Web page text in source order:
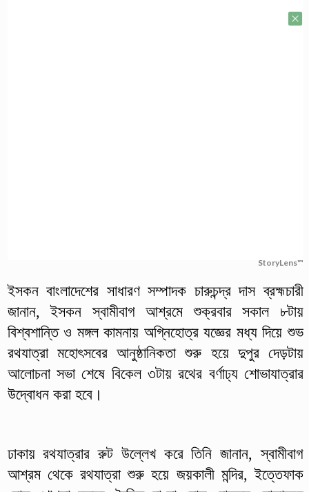
StoryLens™
ইসকন বাংলাদেশের সাধারণ সম্পাদক চারুচন্দ্র দাস ব্রহ্মচারী
জানান, ইসকন স্বামীবাগ আশ্রমে শুক্রবার সকাল ৮টায়
বিশ্বশান্তি ও মঙ্গল কামনায় অগ্নিহোত্র যজ্ঞের মধ্য দিয়ে শুভ
রথযাত্রা মহোৎসবের আনুষ্ঠানিকতা শুরু হয়ে দুপুর দেড়টায়
আলোচনা সভা শেষে বিকেল ৩টায় রথের বর্ণাঢ্য শোভাযাত্রার
উদ্বোধন করা হবে।
ঢাকায় রথযাত্রার রুট উল্লেখ করে তিনি জানান, স্বামীবাগ
আশ্রম থেকে রথযাত্রা শুরু হয়ে জয়কালী মন্দির, ইত্তেফাক